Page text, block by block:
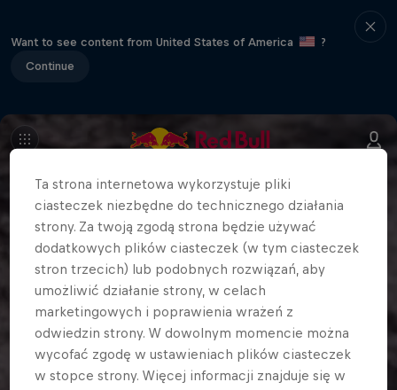
Want to see content from United States of America
?
Continue
Ta strona internetowa wykorzystuje pliki
ciasteczek niezbędne do technicznego działania
strony. Za twoją zgodą strona będzie używać
dodatkowych plików ciasteczek (w tym ciasteczek
stron trzecich) lub podobnych rozwiązań, aby
umożliwić działanie strony, w celach
marketingowych i poprawienia wrażeń z
odwiedzin strony. W dowolnym momencie można
wycofać zgodę w ustawieniach plików ciasteczek
w stopce strony. Więcej informacji znajduje się w